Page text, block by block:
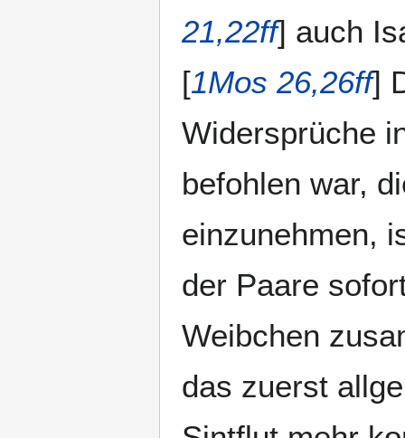
21,22ff] auch
[1Mos 26,26ff]
Widersprüche
befohlen war,
einzunehmen,
der Paare
Weibchen
das zuerst